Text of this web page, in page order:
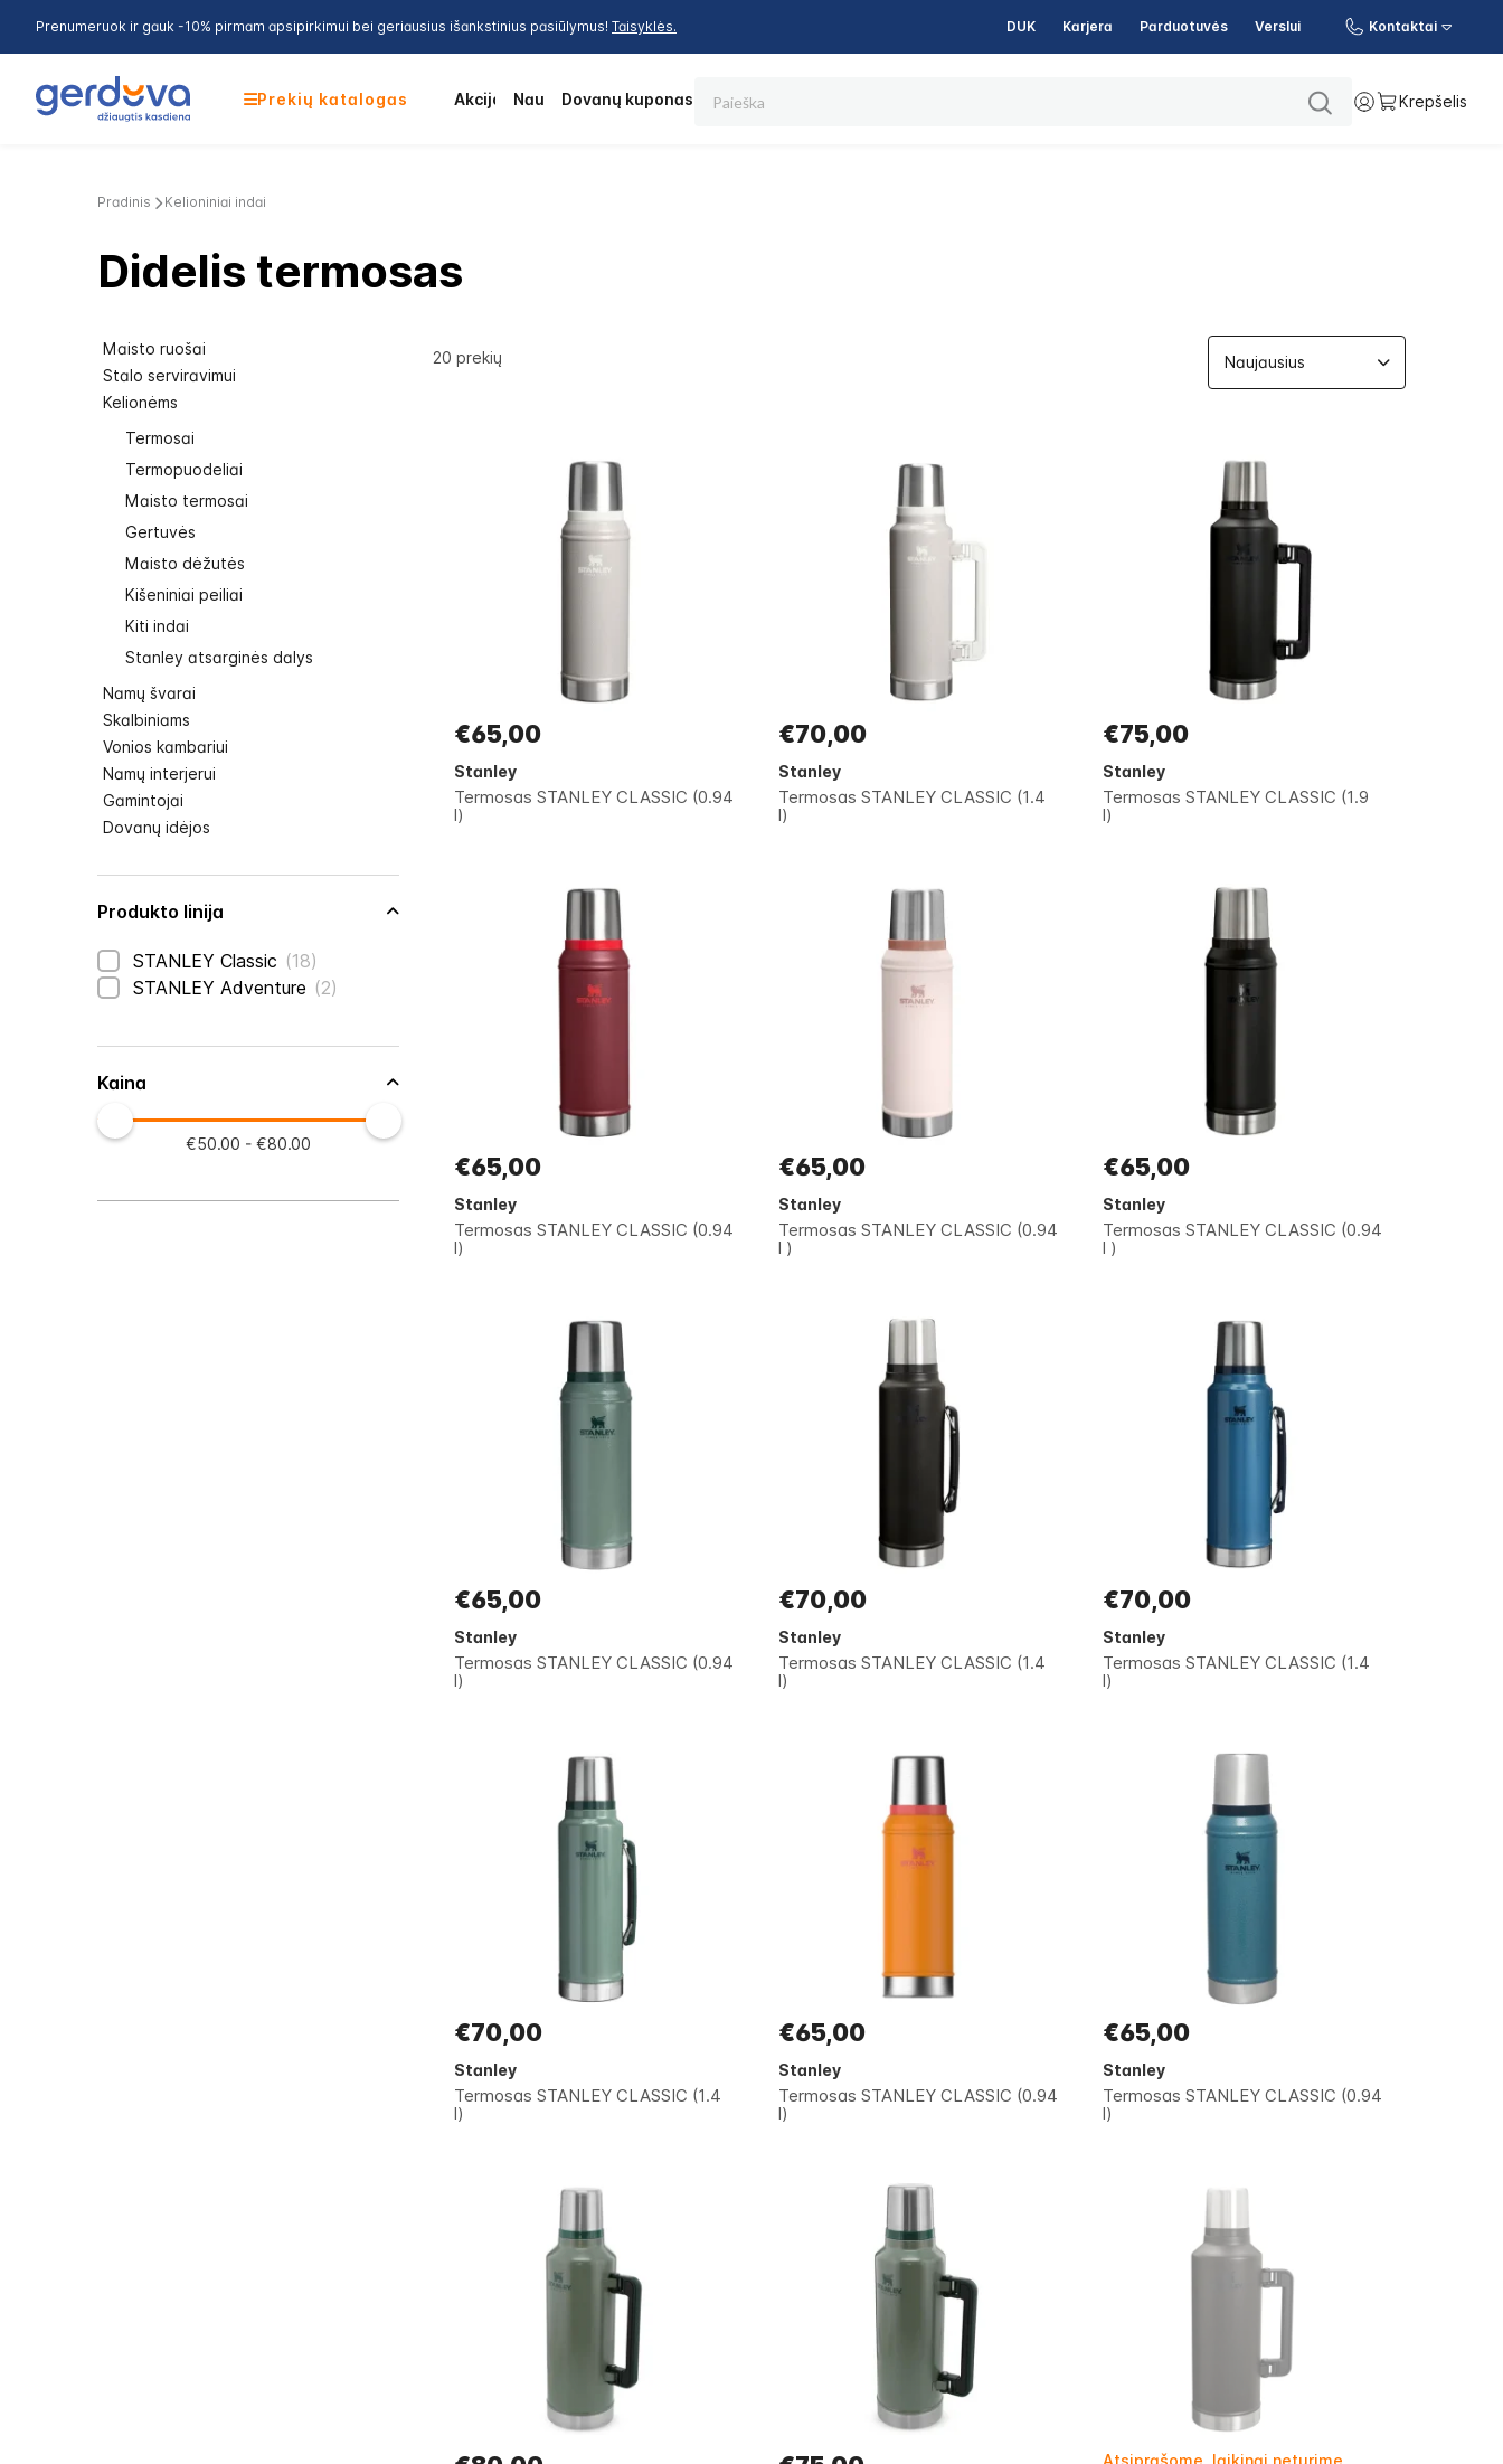
Prenumeruok ir gauk -10% pirmam apsipirkimui bei geriausius išankstinius pasiūlymus! Taisyklės. DUK Karjera Parduotuvės Verslui Kontaktai
Prekių katalogas Akcijos Nauja Dovanų kuponas Krepšelis
Pradinis Kelioniniai indai
Didelis termosas
20 prekių
€65,00
Stanley
Termosas STANLEY CLASSIC (0.94
l)
€70,00
Stanley
Termosas STANLEY CLASSIC (1.4
l)
€75,00
Stanley
Termosas STANLEY CLASSIC (1.9
l)
€65,00
Stanley
Termosas STANLEY CLASSIC (0.94
l)
€65,00
Stanley
Termosas STANLEY CLASSIC (0.94
l )
€65,00
Stanley
Termosas STANLEY CLASSIC (0.94
l )
€65,00
Stanley
Termosas STANLEY CLASSIC (0.94
l)
€70,00
Stanley
Termosas STANLEY CLASSIC (1.4
l)
€70,00
Stanley
Termosas STANLEY CLASSIC (1.4
l)
€70,00
Stanley
Termosas STANLEY CLASSIC (1.4
l)
€65,00
Stanley
Termosas STANLEY CLASSIC (0.94
l)
€65,00
Stanley
Termosas STANLEY CLASSIC (0.94
l)
Atsiprašome, laikinai neturime
Maisto ruošai
Stalo serviravimui
Kelionėms
Termosai
Termopuodeliai
Maisto termosai
Gertuvės
Maisto dėžutės
Kišeniniai peiliai
Kiti indai
Stanley atsarginės dalys
Namų švarai
Skalbiniams
Vonios kambariui
Namų interjerui
Gamintojai
Dovanų idėjos
Produkto linija
STANLEY Classic 18
prekės
STANLEY Adventure
2
prekės
Kaina
€50.00 - €80.00